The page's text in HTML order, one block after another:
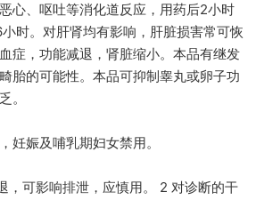
心、呕吐等消化道反应，用药后2小时
时。对肝肾均有影响，肝脏损害常可恢
症，功能减退，肾脏缩小。本品有继发
胎的可能性。本品可抑制睾丸或卵子功
。
妊娠及哺乳期妇女禁用。
，可影响排泄，应慎用。 2 对诊断的干